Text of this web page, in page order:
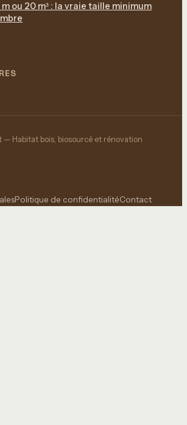
m ou 20 m³ : la vraie taille minimum
— Habitat bois, biosourcé et rénovation
Politique de confidentialitéContact